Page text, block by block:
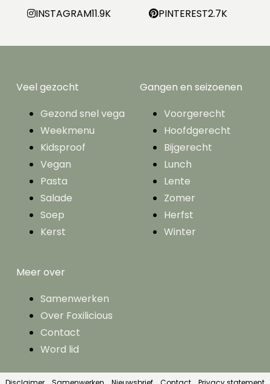
INSTAGRAM11.9K PINTEREST2.7K
Veel gezocht
Gezond snel vega
Weekmenu
Kidsproof
Vegan
Pasta
Salade
Soep
Kerst
Gangen en seizoenen
Voorgerecht
Hoofdgerecht
Bijgerecht
Lunch
Lente
Zomer
Herfst
Winter
Meer over
Samenwerken
Over Foxilicious
Contact
Word lid